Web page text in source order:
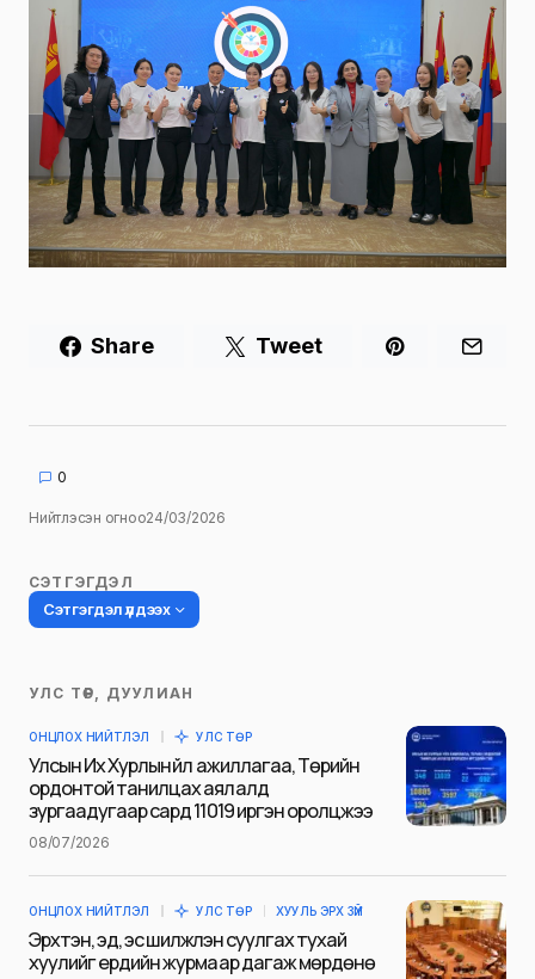
Share Tweet
0
Нийтлэсэн огноо24/03/2026
СЭТГЭГДЭЛ
Сэтгэгдэл үлдээх
Таны имэйл хаягийг нийтлэхгүй.
тэмдэглэсэн
Name
УЛС ТӨР, ДУУЛИАН
ОНЦЛОХ НИЙТЛЭЛ УЛС ТӨР
Улсын Их Хурлын үйл ажиллагаа, Төрийн
ордонтой танилцах аялалд
зургаадугаар сард 11019 иргэн оролцжээ
08/07/2026
ОНЦЛОХ НИЙТЛЭЛ УЛС ТӨР ХУУЛЬ ЭРХ ЗҮЙ
Эрхтэн, эд, эс шилжүүлэн суулгах тухай
хуулийг ердийн журмаар дагаж мөрдөнө